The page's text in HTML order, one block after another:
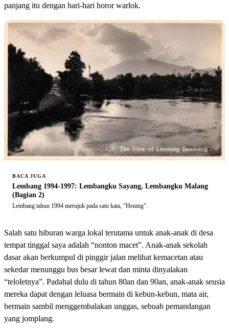
panjang itu dengan hari-hari horor warlok.
BACA JUGA
Lembang 1994-1997: Lembangku Sayang, Lembangku Malang
(Bagian 2)
Lembang tahun 1994 merujuk pada satu kata, “Hening”.
Salah satu hiburan warga lokal terutama untuk anak-anak di desa
tempat tinggal saya adalah “nonton macet”. Anak-anak sekolah
dasar akan berkumpul di pinggir jalan melihat kemacetan atau
sekedar menunggu bus besar lewat dan minta dinyalakan
“teloletnya”. Padahal dulu di tahun 80an dan 90an, anak-anak seusia
mereka dapat dengan leluasa bermain di kebun-kebun, mata air,
bermain sambil menggembalakan unggas, sebuah pemandangan
yang jomplang.